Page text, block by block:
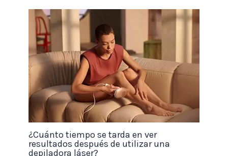
¿Cuánto tiempo se tarda en ver
resultados después de utilizar una
depiladora láser?